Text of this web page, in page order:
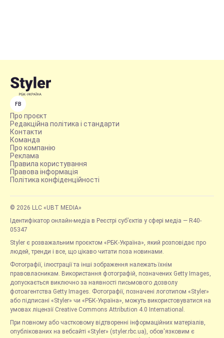
FB
Про проєкт
Редакційна політика і стандарти
Контакти
Команда
Про компанію
Реклама
Правила користування
Правова інформація
Політика конфіденційності
© 2026 LLC «UBT MEDIA»
Ідентифікатор онлайн-медіа в Реєстрі суб’єктів у сфері медіа — R40-
05347
Styler є розважальним проєктом «РБК-Україна», який розповідає про
людей, тренди і все, що цікаво читати поза новинами.
Фотографії, ілюстрації та інші зображення належать їхнім
правовласникам. Використання фотографій, позначених Getty Images,
допускається виключно за наявності письмового дозволу
фотоагентства Getty Images. Фотографії, позначені логотипом «Styler»
або підписані «Styler» чи «РБК-Україна», можуть використовуватися на
умовах ліцензії Creative Commons Attribution 4.0 International.
При повному або частковому відтворенні інформаційних матеріалів,
опублікованих на вебсайті «Styler» (styler.rbc.ua), обов'язковим є